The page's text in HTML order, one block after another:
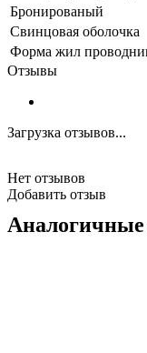
Бронированый
Свинцовая оболочка
Форма жил
Отзывы
Загрузка отзывов...
Нет отзывов
Добавить отзыв